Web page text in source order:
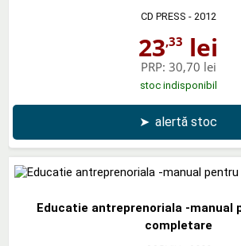
CD PRESS - 2012
23,33 lei
PRP: 30,70 lei
stoc indisponibil
➤ alertă stoc
Educatie antreprenoriala -manual
completare